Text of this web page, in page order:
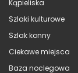
Kąpieliska
Szlaki kulturowe
Szlak konny
Ciekawe miejsca
Baza noclegowa